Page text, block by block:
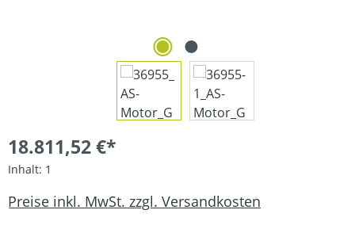
18.811,52 €*
Inhalt: 1
Preise inkl. MwSt. zzgl. Versandkosten